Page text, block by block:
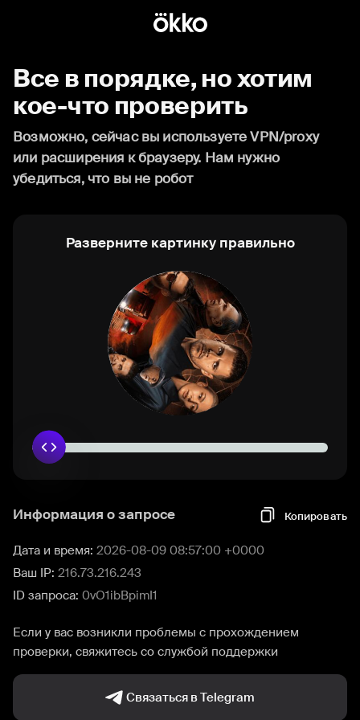
Все в порядке, но хотим
кое-что проверить
Возможно, сейчас вы используете VPN/proxy
или расширения к браузеру. Нам нужно
убедиться, что вы не робот
Разверните картинку правильно
Информация о запросе Копировать
Дата и время: 2026-08-09 08:57:00 +0000
Ваш IP: 216.73.216.243
ID запроса: 0vO1ibBpimI1
Если у вас возникли проблемы с прохождением
проверки, свяжитесь со службой поддержки
Связаться в Telegram